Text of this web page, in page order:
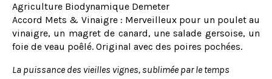
Agriculture Biodynamique Demeter
Accord Mets & Vinaigre : Merveilleux pour un poulet au
vinaigre, un magret de canard, une salade gersoise, un
foie de veau poêlé. Original avec des poires pochées.
La puissance des vieilles vignes, sublimée par le temps